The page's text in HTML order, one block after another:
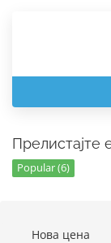
Прелистајте
Popular (6)
Нова цена